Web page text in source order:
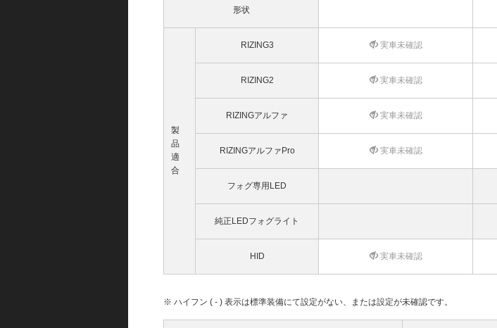
形状
製
品
適
合
RIZING3 実車未確認
RIZING2 実車未確認
RIZINGアルファ 実車未確認
RIZINGアルファPro 実車未確認
フォグ専用LED
純正LEDフォグライト
HID 実車未確認
※ ハイフン ( - ) 表示は標準装備にて設定がない、または設定が未確認です。